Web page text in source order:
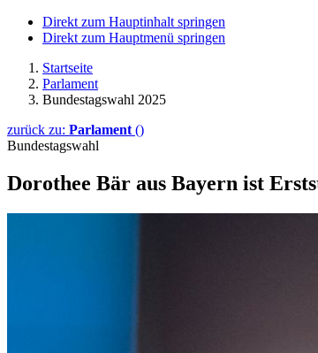
Direkt zum Hauptinhalt springen
Direkt zum Hauptmenü springen
Startseite
Parlament
Bundestagswahl 2025
zurück zu: Parlament ()
Bundestagswahl
Dorothee Bär aus Bayern ist